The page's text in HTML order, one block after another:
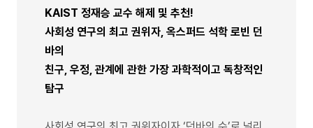
KAIST 정재승 교수 해제 및 추천!
사회성 연구의 최고 권위자, 옥스퍼드 석학 로빈 던
바의
친구, 우정, 관계에 관한 가장 과학적이고 독창적인
탐구